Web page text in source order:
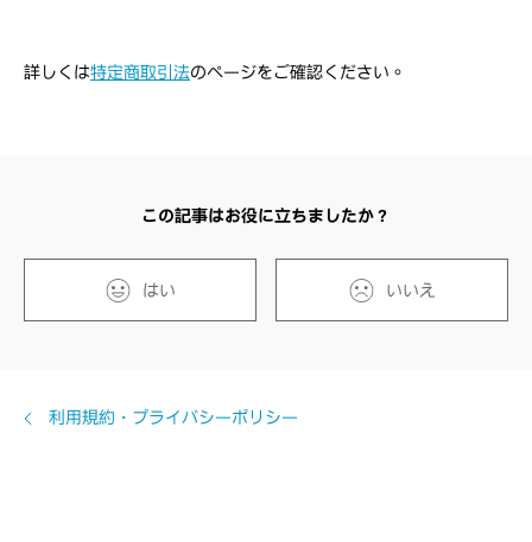
詳しくは特定商取引法のページをご確認ください。
この記事はお役に立ちましたか？
はい いいえ
利用規約・プライバシーポリシー